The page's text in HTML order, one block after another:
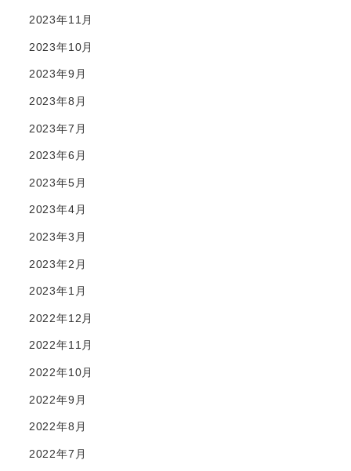
2023年11月
2023年10月
2023年9月
2023年8月
2023年7月
2023年6月
2023年5月
2023年4月
2023年3月
2023年2月
2023年1月
2022年12月
2022年11月
2022年10月
2022年9月
2022年8月
2022年7月